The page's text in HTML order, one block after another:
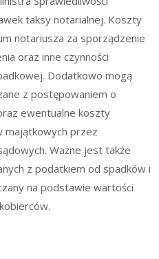
taksy notarialnej. Koszty
notariusza za sporządzenie
oraz inne czynności
Dodatkowo mogą
z postępowaniem o
ewentualne koszty
majątkowych przez
Ważne jest także
z podatkiem od spadków i
na podstawie wartości